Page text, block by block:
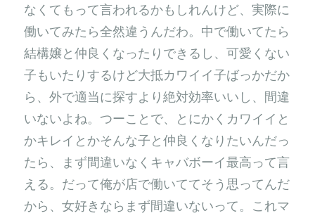
なくてもって言われるかもしれんけど、実際に
働いてみたら全然違うんだわ。中で働いてたら
結構嬢と仲良くなったりできるし、可愛くない
子もいたりするけど大抵カワイイ子ばっかだか
ら、外で適当に探すより絶対効率いいし、間違
いないよね。つーことで、とにかくカワイイと
かキレイとかそんな子と仲良くなりたいんだっ
たら、まず間違いなくキャバボーイ最高って言
える。だって俺が店で働いててそう思ってんだ
から、女好きならまず間違いないって。これマ